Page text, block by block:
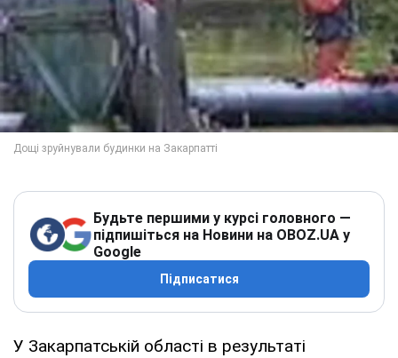
Будьте першими у курсі головного —
підпишіться на Новини на OBOZ.UA у
Google
Підписатися
У Закарпатській області в результаті